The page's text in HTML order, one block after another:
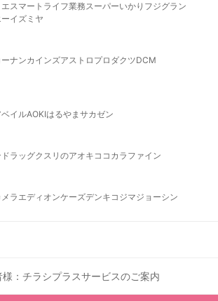
エスマート ライフ業務スーパーいかり フジグラン
イズミヤ
ーナンカインズアストロプロダクツDCM
ベイルAOKIはるやま サカゼン
ラッグクスリのアオキ ココカラファイン
ラエディオンケーズデンキ コジマジョーシン
：チラシプラスサービスのご案内